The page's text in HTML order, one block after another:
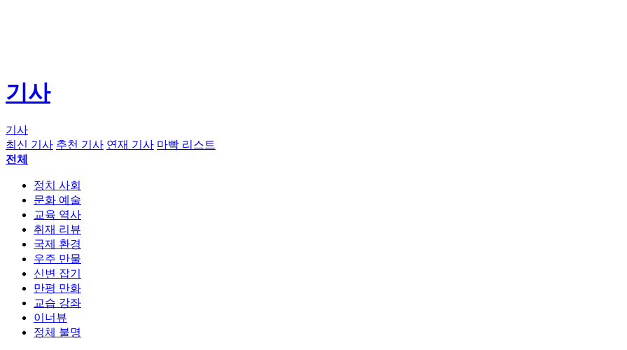
기사
기사
최신 기사 추천 기사 연재 기사 마빡 리스트
전체
정치 사회
문화 예술
교육 역사
취재 리뷰
국제 환경
우주 만물
신변 잡기
만평 만화
교습 강좌
이너뷰
정체 불명